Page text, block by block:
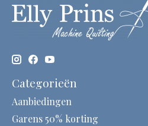
Categorieën
Aanbiedingen
Garens 50% korting